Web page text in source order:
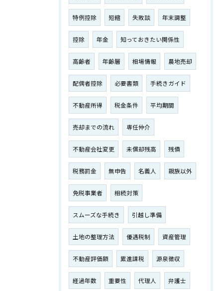
特例控除 短縮 失敗談 年末調整
控除 年金 知っておきたい関係性
高齢者 年齢層 相場情報 農地売却
配偶者控除 必要書類 手続きガイド
不動産所得 税金条件 平均期間
売却までの流れ 専任仲介
不動産会社変更 未償却残高 残債
税務罰金 無申告 名義人 親族以外
免税事業者 相続対策
スムーズな手続き 引越し準備
土地の整理方法 優遇税制 資産管理
不動産評価額 累進課税 源泉徴収
経過年数 重要性 代理人 弁護士